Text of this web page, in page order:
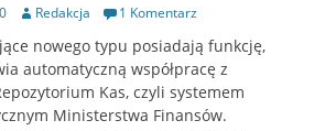
AutorRedakcja 1 Komentarz
nowego typu posiadają funkcję,
automatyczną współpracę z
Kas, czyli systemem
Ministerstwa Finansów.